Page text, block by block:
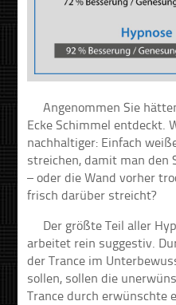
Angenommen Sie
Ecke Schimmel entdeckt.
nachhaltiger: Einfach
streichen, damit man
– oder die Wand vorher
frisch darüber streicht?
Der größte Teil aller
arbeitet rein suggestiv.
der Trance im
sollen, sollen die
Trance durch erwünschte